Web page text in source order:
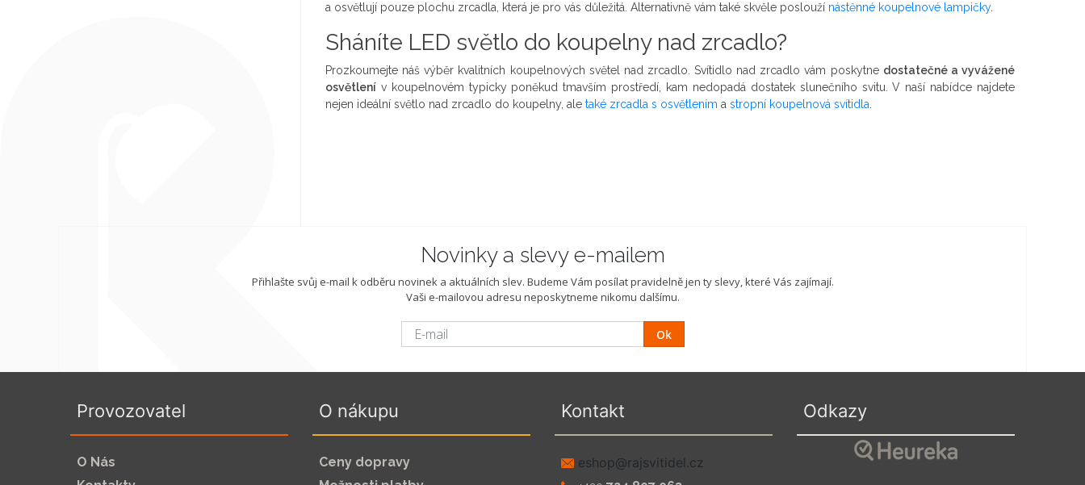
a osvětlují pouze plochu zrcadla, která je pro vás důležitá. Alternativně vám také skvěle poslouží nástěnné koupelnové lampičky.
Sháníte LED světlo do koupelny nad zrcadlo?
Prozkoumejte náš výběr kvalitních koupelnových světel nad zrcadlo. Svítidlo nad zrcadlo vám poskytne dostatečné a vyvážené
osvětlení v koupelnovém typicky poněkud tmavším prostředí, kam nedopadá dostatek slunečního svitu. V naší nabídce najdete
nejen ideální světlo nad zrcadlo do koupelny, ale také zrcadla s osvětlením a stropní koupelnová svítidla.
Novinky a slevy e-mailem
Přihlašte svůj e-mail k odběru novinek a aktuálních slev. Budeme Vám posílat pravidelně jen ty slevy, které Vás zajímají.
Vaši e-mailovou adresu neposkytneme nikomu dalšímu.
Ok
Provozovatel
O Nás
O nákupu
Ceny dopravy
Kontakt
zc.leditivsjar@pohse
Odkazy